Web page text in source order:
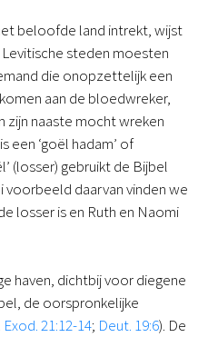
beloofde land intrekt, wijst
steden moesten
die onopzettelijk een
aan de bloedwreker,
zijn naaste mocht wreken
een ‘goël hadam’ of
(losser) gebruikt de Bijbel
voorbeeld daarvan vinden we
losser is en Ruth en Naomi
haven, dichtbij voor diegene
de oorspronkelijke
Exod. 21:12-14; Deut. 19:6). De